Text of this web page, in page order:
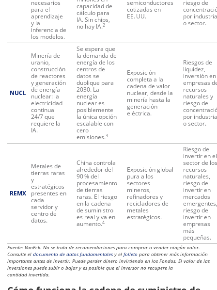
necesarios
para el
aprendizaje
y la
inferencia de
los modelos.
capacidad de
cálculo para
IA. Sin chips,
no hay IA.2
semiconductores
cotizadas en
EE. UU.
riesgo de
por industria
o sector.
NUCL
Minería de
uranio,
construcción
de reactores
y generación
de energía
nuclear: la
electricidad
continua
24/7 que
requiere la
IA.
Se espera que
la demanda de
energía de los
centros de
datos se
duplique para
2030. La
energía
nuclear es
posiblemente
la única opción
escalable con
cero
emisiones.3
Exposición
completa a la
cadena de valor
nuclear, desde la
minería hasta la
generación
eléctrica.
Riesgos de
liquidez,
inversión en
empresas
recursos
naturales y
riesgo de
por industria
o sector.
REMX
Metales de
tierras raras
y
estratégicos
presentes en
cada
servidor y
centro de
datos.
China controla
alrededor del
90 % del
procesamiento
de tierras
raras. El riesgo
en la cadena
de suministro
es real y va en
aumento.4
Exposición global
pura a los
sectores
mineros,
refinadores y
recicladores de
metales
estratégicos.
Riesgo de
invertir en el
sector de los
recursos
naturales,
riesgo de
invertir en
mercados
emergentes,
riesgo de
invertir en
empresas
más
pequeñas.
Fuente: VanEck. No se trata de recomendaciones para comprar o vender ningún valor.
Consulte el documento de datos fundamentales y el folleto para obtener más información
importante antes de invertir. Puede perder dinero invirtiendo en los Fondos. El valor de las
inversiones puede subir o bajar y es posible que el inversor no recupere la
cantidad invertida.